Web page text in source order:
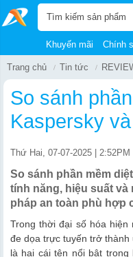
Khuyến mãi Chính
Trang chủ Tin tức
So sánh
Kaspersky
Thứ Hai, 07-07-2025 | 2:52PM
So sánh phần mềm
tính năng, hiệu suất
pháp an toàn phù hợp
Trong thời đại số hóa hiện
đe dọa trực tuyến trở thành
là hai cái tên nổi bật